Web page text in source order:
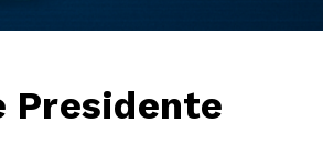
Presidente